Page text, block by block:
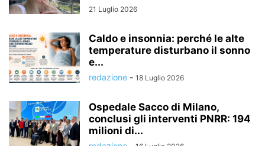
21 Luglio 2026
Caldo e insonnia: perché le alte
temperature disturbano il sonno
e...
redazione - 18 Luglio 2026
Ospedale Sacco di Milano,
conclusi gli interventi PNRR: 194
milioni di...